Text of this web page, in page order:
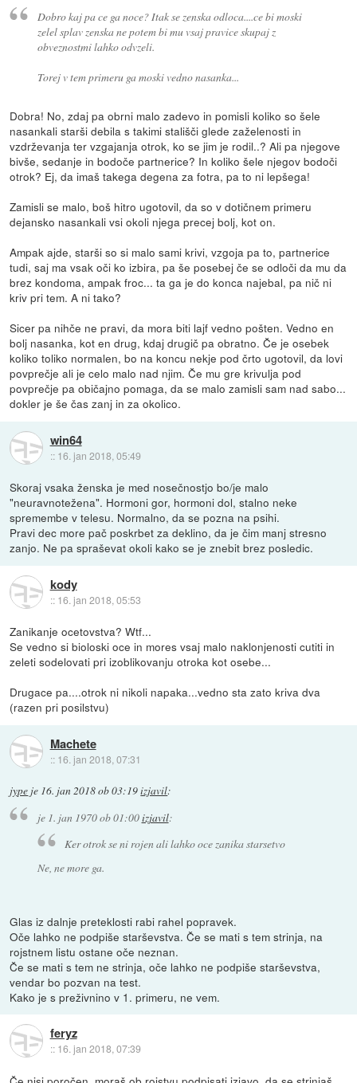
Dobro kaj pa ce ga noce? Itak se zenska odloca....ce bi moski
zelel splav zenska ne potem bi mu vsaj pravice skupaj z
obveznostmi lahko odvzeli.
Torej v tem primeru ga moski vedno nasanka...
Dobra! No, zdaj pa obrni malo zadevo in pomisli koliko so šele
nasankali starši debila s takimi stališči glede zaželenosti in
vzdrževanja ter vzgajanja otrok, ko se jim je rodil..? Ali pa njegove
bivše, sedanje in bodoče partnerice? In koliko šele njegov bodoči
otrok? Ej, da imaš takega degena za fotra, pa to ni lepšega!
Zamisli se malo, boš hitro ugotovil, da so v dotičnem primeru
dejansko nasankali vsi okoli njega precej bolj, kot on.
Ampak ajde, starši so si malo sami krivi, vzgoja pa to, partnerice
tudi, saj ma vsak oči ko izbira, pa še posebej če se odloči da mu da
brez kondoma, ampak froc... ta ga je do konca najebal, pa nič ni
kriv pri tem. A ni tako?
Sicer pa nihče ne pravi, da mora biti lajf vedno pošten. Vedno en
bolj nasanka, kot en drug, kdaj drugič pa obratno. Če je osebek
koliko toliko normalen, bo na koncu nekje pod črto ugotovil, da lovi
povprečje ali je celo malo nad njim. Če mu gre krivulja pod
povprečje pa običajno pomaga, da se malo zamisli sam nad sabo...
dokler je še čas zanj in za okolico.
win64
:: 16. jan 2018, 05:49
Skoraj vsaka ženska je med nosečnostjo bo/je malo
"neuravnotežena". Hormoni gor, hormoni dol, stalno neke
spremembe v telesu. Normalno, da se pozna na psihi.
Pravi dec more pač poskrbet za deklino, da je čim manj stresno
zanjo. Ne pa spraševat okoli kako se je znebit brez posledic.
kody
:: 16. jan 2018, 05:53
Zanikanje ocetovstva? Wtf...
Se vedno si bioloski oce in mores vsaj malo naklonjenosti cutiti in
zeleti sodelovati pri izoblikovanju otroka kot osebe...
Drugace pa....otrok ni nikoli napaka...vedno sta zato kriva dva
(razen pri posilstvu)
Machete
:: 16. jan 2018, 07:31
jype je 16. jan 2018 ob 03:19izjavil:
je 1. jan 1970 ob 01:00izjavil:
Ker otrok se ni rojen ali lahko oce zanika starsetvo
Ne, ne more ga.
Glas iz dalnje preteklosti rabi rahel popravek.
Oče lahko ne podpiše starševstva. Če se mati s tem strinja, na
rojstnem listu ostane oče neznan.
Če se mati s tem ne strinja, oče lahko ne podpiše starševstva,
vendar bo pozvan na test.
Kako je s preživnino v 1. primeru, ne vem.
feryz
:: 16. jan 2018, 07:39